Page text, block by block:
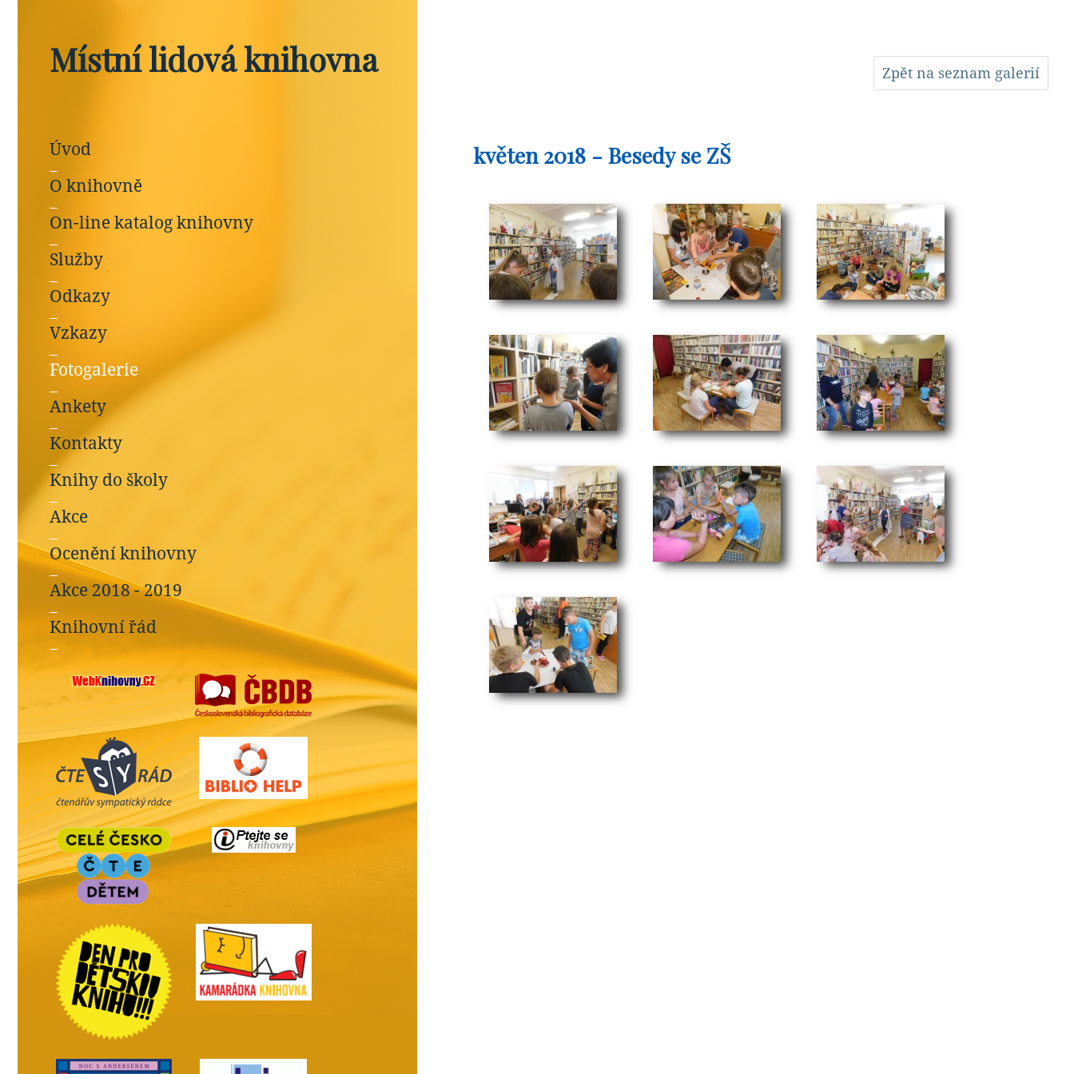
Místní lidová knihovna
Úvod
O knihovně
On-line katalog knihovny
Služby
Odkazy
Vzkazy
Fotogalerie
Ankety
Kontakty
Knihy do školy
Akce
Ocenění knihovny
Akce 2018 - 2019
Knihovní řád
Zpět na seznam galerií
květen 2018 - Besedy se ZŠ